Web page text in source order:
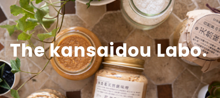
The kansaidou Labo.